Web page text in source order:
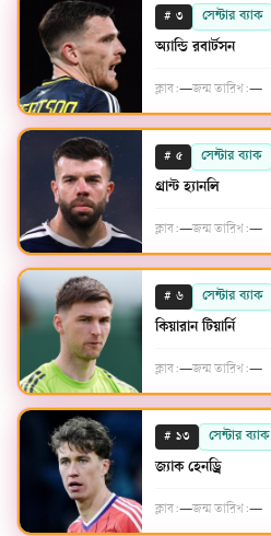
# ৩ সেন্টার ব্যাক
অ্যান্ডি রবার্টসন
ক্লাব:—জন্ম তারিখ:—
# ৫ সেন্টার ব্যাক
গ্রান্ট হ্যানলি
ক্লাব:—জন্ম তারিখ:—
# ৬ সেন্টার ব্যাক
কিয়ারান টিয়ার্নি
ক্লাব:—জন্ম তারিখ:—
# ১৩ সেন্টার ব্যাক
জ্যাক হেনড্রি
ক্লাব:—জন্ম তারিখ:—